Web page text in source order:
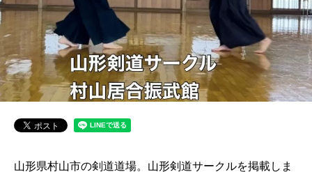
山形県村山市の剣道道場。山形剣道サークルを掲載しま